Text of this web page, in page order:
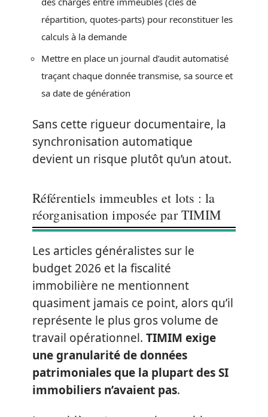
répartition, quotes-parts) pour reconstituer les
calculs à la demande
Mettre en place un journal d’audit automatisé
traçant chaque donnée transmise, sa source et
sa date de génération
Sans cette rigueur documentaire, la
synchronisation automatique
devient un risque plutôt qu’un atout.
Référentiels immeubles et lots : la
réorganisation imposée par TIMIM
Les articles généralistes sur le
budget 2026 et la fiscalité
immobilière ne mentionnent
quasiment jamais ce point, alors qu’il
représente le plus gros volume de
travail opérationnel. TIMIM exige
une granularité de données
patrimoniales que la plupart des SI
immobiliers n’avaient pas.